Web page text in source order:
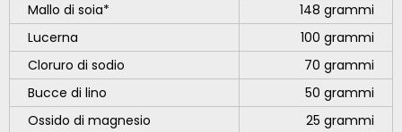
Mallo di soia*
148 grammi
Lucerna
100 grammi
Cloruro di sodio
70 grammi
Bucce di lino
50 grammi
Ossido di magnesio
25 grammi